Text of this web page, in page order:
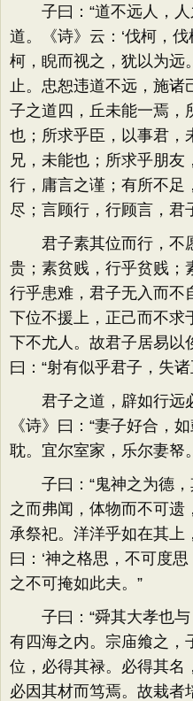
子曰：“道不远人，人
道。《诗》云：‘伐柯，
柯，睨而视之，犹以为远
止。忠恕违道不远，施诸
子之道四，丘未能一焉，
也；所求乎臣，以事君，
兄，未能也；所求乎朋友
行，庸言之谨；有所不足
尽；言顾行，行顾言，君
君子素其位而行，不
贵；素贫贱，行乎贫贱；
行乎患难，君子无入而不
下位不援上，正己而不求
下不尤人。故君子居易以
曰：“射有似乎君子，失
君子之道，辟如行远必
《诗》曰：“妻子好合，
耽。宜尔室家，乐尔妻帑
子曰：“鬼神之为德，
之而弗闻，体物而不可遗
承祭祀。洋洋乎如在其上
曰：‘神之格思，不可度
之不可掩如此夫。”
子曰：“舜其大孝也与
有四海之内。宗庙飨之，
位，必得其禄。必得其名
必因其材而笃焉。故栽者